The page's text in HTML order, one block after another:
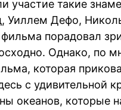
участие такие
Дефо,
порадовал
Однако, по
которая
с удивительной
океанов, которые